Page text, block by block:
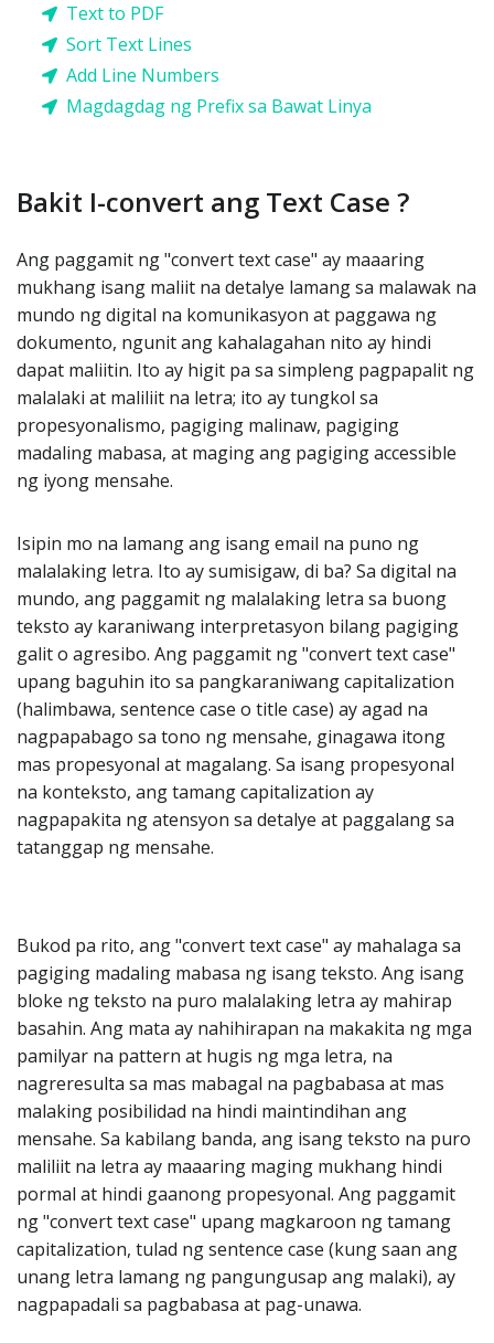
Text to PDF
Sort Text Lines
Add Line Numbers
Magdagdag ng Prefix sa Bawat Linya
Bakit I-convert ang Text Case ?
Ang paggamit ng "convert text case" ay maaaring
mukhang isang maliit na detalye lamang sa malawak na
mundo ng digital na komunikasyon at paggawa ng
dokumento, ngunit ang kahalagahan nito ay hindi
dapat maliitin. Ito ay higit pa sa simpleng pagpapalit ng
malalaki at maliliit na letra; ito ay tungkol sa
propesyonalismo, pagiging malinaw, pagiging
madaling mabasa, at maging ang pagiging accessible
ng iyong mensahe.
Isipin mo na lamang ang isang email na puno ng
malalaking letra. Ito ay sumisigaw, di ba? Sa digital na
mundo, ang paggamit ng malalaking letra sa buong
teksto ay karaniwang interpretasyon bilang pagiging
galit o agresibo. Ang paggamit ng "convert text case"
upang baguhin ito sa pangkaraniwang capitalization
(halimbawa, sentence case o title case) ay agad na
nagpapabago sa tono ng mensahe, ginagawa itong
mas propesyonal at magalang. Sa isang propesyonal
na konteksto, ang tamang capitalization ay
nagpapakita ng atensyon sa detalye at paggalang sa
tatanggap ng mensahe.
Bukod pa rito, ang "convert text case" ay mahalaga sa
pagiging madaling mabasa ng isang teksto. Ang isang
bloke ng teksto na puro malalaking letra ay mahirap
basahin. Ang mata ay nahihirapan na makakita ng mga
pamilyar na pattern at hugis ng mga letra, na
nagreresulta sa mas mabagal na pagbabasa at mas
malaking posibilidad na hindi maintindihan ang
mensahe. Sa kabilang banda, ang isang teksto na puro
maliliit na letra ay maaaring maging mukhang hindi
pormal at hindi gaanong propesyonal. Ang paggamit
ng "convert text case" upang magkaroon ng tamang
capitalization, tulad ng sentence case (kung saan ang
unang letra lamang ng pangungusap ang malaki), ay
nagpapadali sa pagbabasa at pag-unawa.